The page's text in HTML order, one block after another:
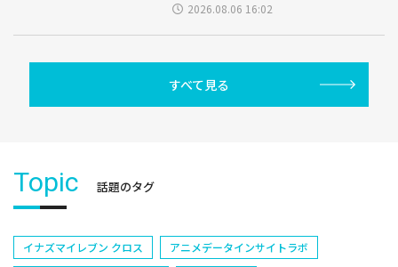
2026.08.06 16:02
すべて見る
Topic 話題のタグ
イナズマイレブン クロス
アニメデータインサイトラボ